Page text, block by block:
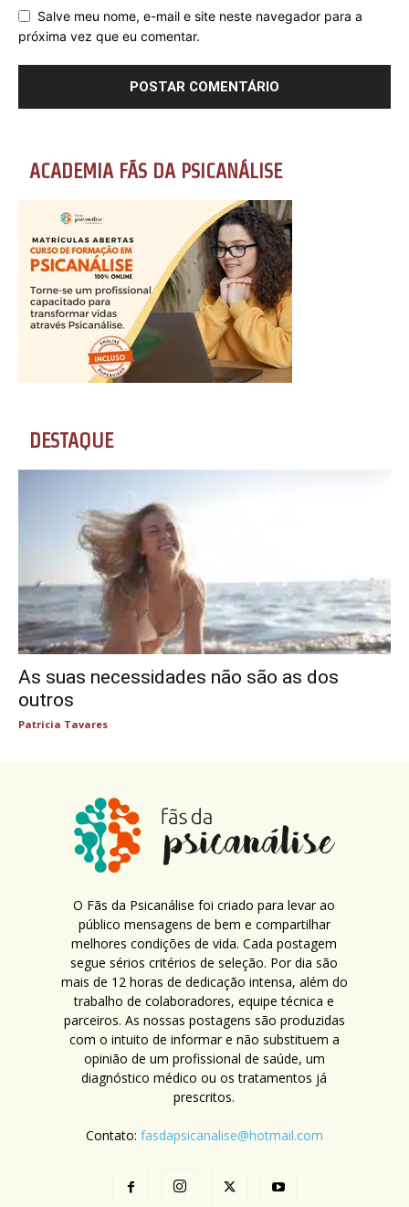
Salve meu nome, e-mail e site neste navegador para a
próxima vez que eu comentar.
ACADEMIA FÃS DA PSICANÁLISE
DESTAQUE
As suas necessidades não são as dos
outros
Patricia Tavares
O Fãs da Psicanálise foi criado para levar ao
público mensagens de bem e compartilhar
melhores condições de vida. Cada postagem
segue sérios critérios de seleção. Por dia são
mais de 12 horas de dedicação intensa, além do
trabalho de colaboradores, equipe técnica e
parceiros. As nossas postagens são produzidas
com o intuito de informar e não substituem a
opinião de um profissional de saúde, um
diagnóstico médico ou os tratamentos já
prescritos.
Contato: fasdapsicanalise@hotmail.com